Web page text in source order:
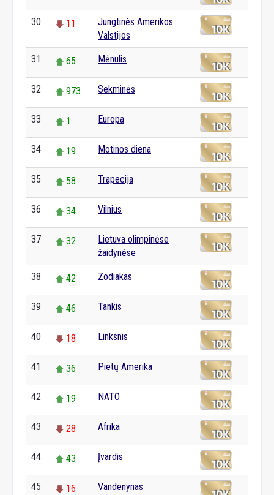
30 11
Jungtinės Amerikos
Valstijos
31 65 Mėnulis
32 973 Sekminės
33 1 Europa
34 19 Motinos diena
35 58 Trapecija
36 34 Vilnius
37 32
Lietuva olimpinėse
žaidynėse
38 42 Zodiakas
39 46 Tankis
40 18 Linksnis
41 36 Pietų Amerika
42 19 NATO
43 28 Afrika
44 43 Įvardis
45 16 Vandenynas